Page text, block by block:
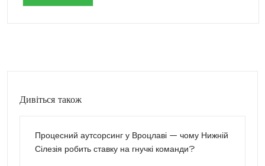
Дивіться також
Процесний аутсорсинг у Вроцлаві — чому Нижній
Сілезія робить ставку на гнучкі команди?